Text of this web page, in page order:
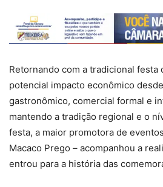
Retornando com a tradicional festa
potencial impacto econômico
gastronômico, comercial formal e
mantendo a tradição regional e o
festa, a maior promotora de
Macaco Prego – acompanhou a
entrou para a história das